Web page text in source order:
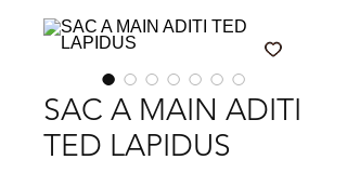
SAC A MAIN ADITI
TED LAPIDUS